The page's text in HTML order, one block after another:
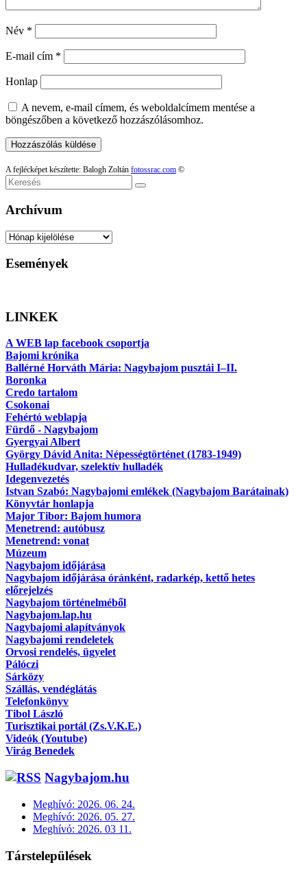
Név *
E-mail cím *
Honlap
A nevem, e-mail címem, és weboldalcímem mentése a
böngészőben a következő hozzászólásomhoz.
A fejlécképet készítette: Balogh Zoltán fotossrac.com ©
Keresés
Archívum
Archívum
Események
LINKEK
A WEB lap facebook csoportja
Bajomi krónika
Ballérné Horváth Mária: Nagybajom pusztái I–II.
Boronka
Credo tartalom
Csokonai
Fehértó weblapja
Fürdő - Nagybajom
Gyergyai Albert
György Dávid Anita: Népességtörténet (1783-1949)
Hulladékudvar, szelektív hulladék
Idegenvezetés
Istvan Szabó: Nagybajomi emlékek (Nagybajom Barátainak)
Könyvtár honlapja
Major Tibor: Bajom humora
Menetrend: autóbusz
Menetrend: vonat
Múzeum
Nagybajom időjárása
Nagybajom időjárása óránként, radarkép, kettő hetes
előrejelzés
Nagybajom történelméből
Nagybajom.lap.hu
Nagybajomi alapítványok
Nagybajomi rendeletek
Orvosi rendelés, ügyelet
Pálóczi
Sárközy
Szállás, vendéglátás
Telefonkönyv
Tibol László
Turisztikai portál (Zs.V.K.E.)
Videók (Youtube)
Virág Benedek
Nagybajom.hu
Meghívó: 2026. 06. 24.
Meghívó: 2026. 05. 27.
Meghívó: 2026. 03 11.
Társtelepülések